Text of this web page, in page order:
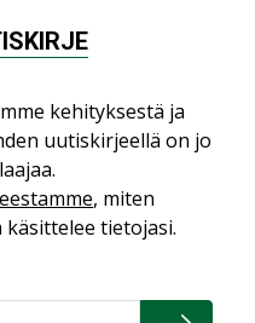
tuodaan
kehityksestä ja
uutiskirjeellä on jo
, miten
tietojasi.